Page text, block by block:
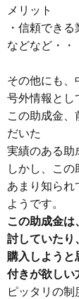
メリット
・信頼でき
などなど・・
その他にも、
号外情報とし
この助成金
だいた
実績のある助
しかし、この
あまり知られ
ようです。
この助成金
討していたり、
購入しようと
付きが欲しい
ピッタリの制